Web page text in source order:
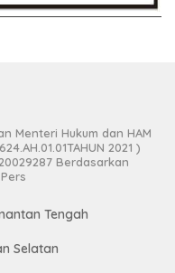
Menteri Hukum dan HAM
2021 )
Berdasarkan
Tengah
Selatan